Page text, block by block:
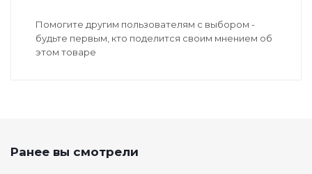
Помогите другим пользователям с выбором -
будьте первым, кто поделится своим мнением об
этом товаре
Ранее вы смотрели